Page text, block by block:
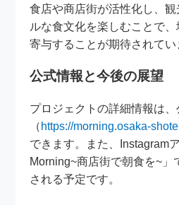
食店や商店街が活性化し、
ルな食文化を楽しむことで
寄与することが期待されてい
公式情報と今後の展望
プロジェクトの詳細情報は、
（ https://morning.osaka-
できます。また、Instagram
Morning~商店街で朝食を~」
される予定です。